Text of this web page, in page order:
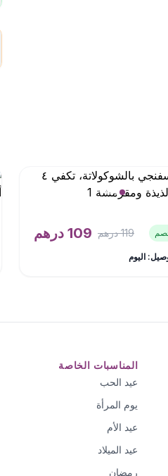
119درهم 109 درهم
اليوم
المناسبات الخاصة
عيد الحب
يوم المرأة
عيد الأم
عيد الميلاد
رمضان